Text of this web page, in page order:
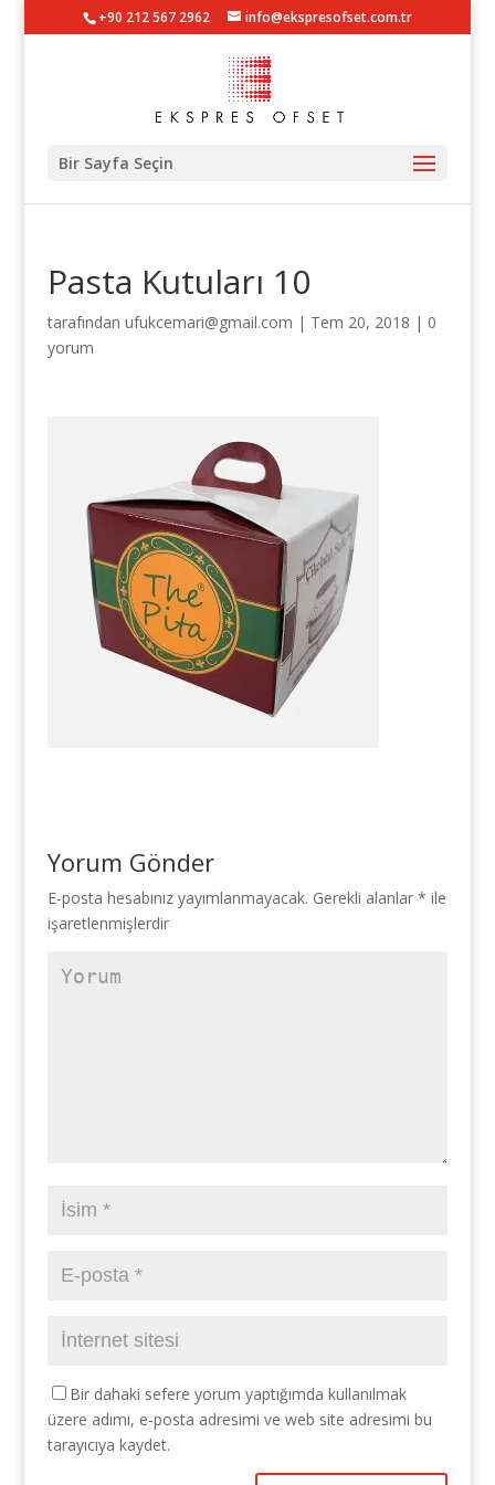
+90 212 567 2962 info@ekspresofset.com.tr
Bir Sayfa Seçin
Pasta Kutuları 10
tarafından ufukcemari@gmail.com | Tem 20, 2018 | 0
yorum
Yorum Gönder
E-posta hesabınız yayımlanmayacak. Gerekli alanlar * ile
işaretlenmişlerdir
Bir dahaki sefere yorum yaptığımda kullanılmak
üzere adımı, e-posta adresimi ve web site adresimi bu
tarayıcıya kaydet.